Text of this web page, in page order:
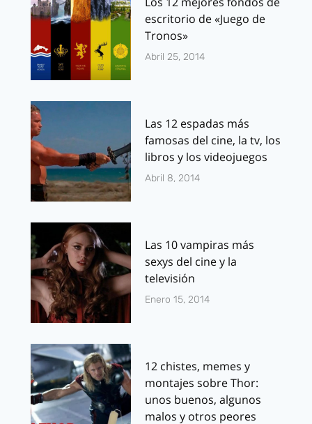
escritorio de «Juego de
Tronos»
Abril 25, 2014
Las 12 espadas más
famosas del cine, la tv, los
libros y los videojuegos
Abril 8, 2014
Las 10 vampiras más
sexys del cine y la
televisión
Enero 15, 2014
12 chistes, memes y
montajes sobre Thor:
unos buenos, algunos
malos y otros peores